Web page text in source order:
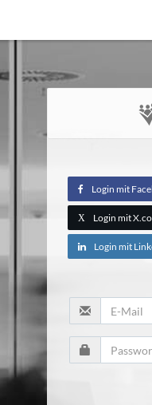
Login mit
X Login mit
Login mit